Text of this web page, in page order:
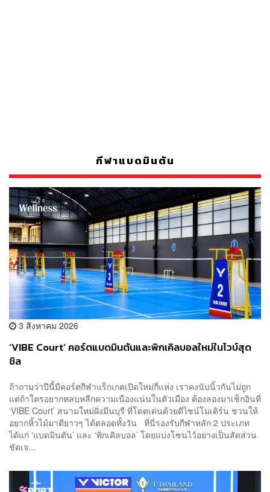
กีฬาแบดมินตัน
3 สิงหาคม 2026
‘VIBE Court’ คอร์ตแบดมินตันและพิกเคิลบอลใหม่ในไวบ์สุด
ชิล
ถ้าถามว่าปีนี้มีคอร์ตกีฬาแร็กเกตเปิดใหม่กี่แห่ง เราคงนับนิ้วกันไม่ถูก
แต่ถ้าใครอยากหลบหลีกความเนืองแน่นในตัวเมือง ต้องลองมาเช็กอินที่
‘VIBE Court’ สนามใหม่ฝั่งมีนบุรี ที่โดดเด่นด้วยดีไซน์โมเดิร์น ชวนให้
อยากหิ้วไม้มาตียาวๆ ได้ตลอดทั้งวัน ที่นี่รองรับกีฬาหลัก 2 ประเภท
ได้แก่ ‘แบดมินตัน’ และ ‘พิกเคิลบอล’ โดยแบ่งโซนไว้อย่างเป็นสัดส่วน
ชัดเจ...